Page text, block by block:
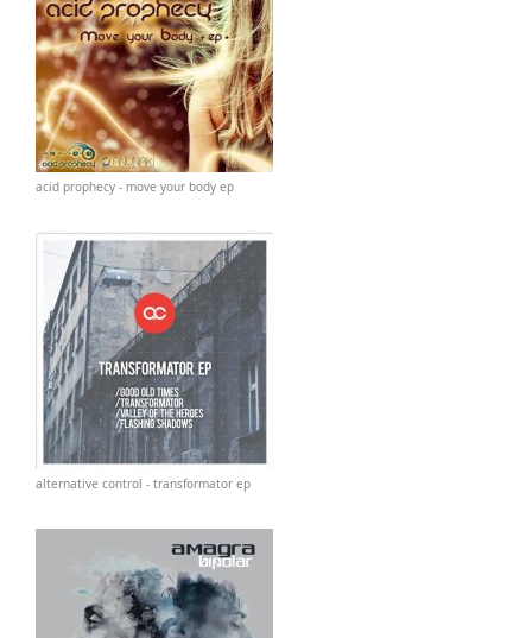
acid prophecy - move your body ep
alternative control - transformator ep